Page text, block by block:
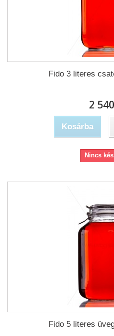
Fido 3 literes
2
Kosárba
Nincs
Fido 5 literes